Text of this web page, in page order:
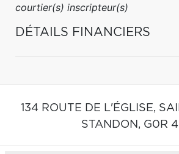
courtier(s) inscripteur(s)
DÉTAILS FINANCIERS
134 ROUTE DE L'ÉGLISE,
STANDON, G0R